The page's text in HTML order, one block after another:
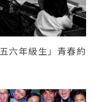
六年級生」青春約